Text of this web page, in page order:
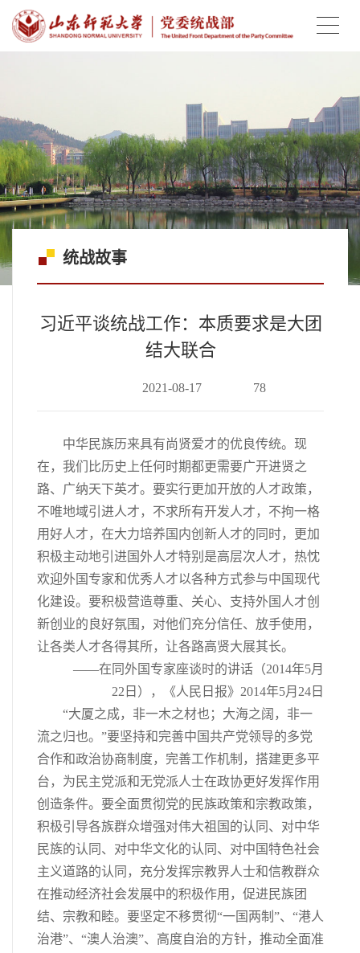
统战故事
习近平谈统战工作：本质要求是大团
结大联合
2021-08-17 78
中华民族历来具有尚贤爱才的优良传统。现
在，我们比历史上任何时期都更需要广开进贤之
路、广纳天下英才。要实行更加开放的人才政策，
不唯地域引进人才，不求所有开发人才，不拘一格
用好人才，在大力培养国内创新人才的同时，更加
积极主动地引进国外人才特别是高层次人才，热忱
欢迎外国专家和优秀人才以各种方式参与中国现代
化建设。要积极营造尊重、关心、支持外国人才创
新创业的良好氛围，对他们充分信任、放手使用，
让各类人才各得其所，让各路高贤大展其长。
——在同外国专家座谈时的讲话（2014年5月
22日），《人民日报》2014年5月24日
“大厦之成，非一木之材也；大海之阔，非一
流之归也。”要坚持和完善中国共产党领导的多党
合作和政治协商制度，完善工作机制，搭建更多平
台，为民主党派和无党派人士在政协更好发挥作用
创造条件。要全面贯彻党的民族政策和宗教政策，
积极引导各族群众增强对伟大祖国的认同、对中华
民族的认同、对中华文化的认同、对中国特色社会
主义道路的认同，充分发挥宗教界人士和信教群众
在推动经济社会发展中的积极作用，促进民族团
结、宗教和睦。要坚定不移贯彻“一国两制”、“港人
治港”、“澳人治澳”、高度自治的方针，推动全面准